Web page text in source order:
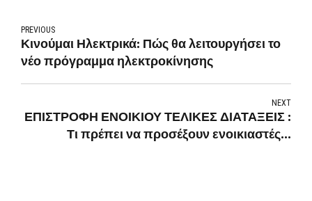
PREVIOUS
Κινούμαι Ηλεκτρικά: Πώς θα λειτουργήσει το
νέο πρόγραμμα ηλεκτροκίνησης
NEXT
ΕΠΙΣΤΡΟΦΗ ΕΝΟΙΚΙΟΥ ΤΕΛΙΚΕΣ ΔΙΑΤΑΞΕΙΣ :
Τι πρέπει να προσέξουν ενοικιαστές –